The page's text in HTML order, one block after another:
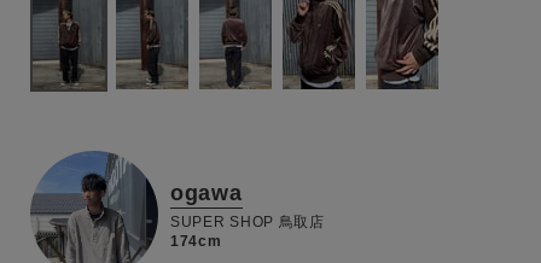
ogawa
SUPER SHOP 鳥取店
174cm